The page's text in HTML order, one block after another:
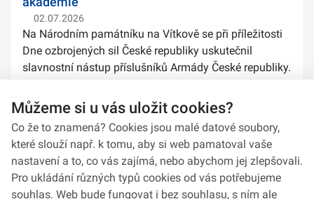
02.07.2026
Na Národním památníku na Vítkově se při příležitosti
Dne ozbrojených sil České republiky uskutečnil
slavnostní nástup příslušníků Armády České republiky.
stuh na bojové prapory vybranýc...
Můžeme si u vás uložit cookies?
Co že to znamená? Cookies jsou malé datové soubory,
které slouží např. k tomu, aby si web pamatoval vaše
nastavení a to, co vás zajímá, nebo abychom jej zlepšovali.
Pro ukládání různých typů cookies od vás potřebujeme
souhlas. Web bude fungovat i bez souhlasu, s ním ale